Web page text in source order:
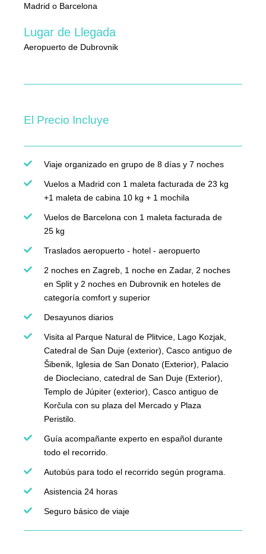
Madrid o Barcelona
Lugar de Llegada
Aeropuerto de Dubrovnik
El Precio Incluye
Viaje organizado en grupo de 8 días y 7 noches
Vuelos a Madrid con 1 maleta facturada de 23 kg
+1 maleta de cabina 10 kg + 1 mochila
Vuelos de Barcelona con 1 maleta facturada de
25 kg
Traslados aeropuerto - hotel - aeropuerto
2 noches en Zagreb, 1 noche en Zadar, 2 noches
en Split y 2 noches en Dubrovnik en hoteles de
categoría comfort y superior
Desayunos diarios
Visita al Parque Natural de Plitvice, Lago Kozjak,
Catedral de San Duje (exterior), Casco antiguo de
Šibenik, Iglesia de San Donato (Exterior), Palacio
de Diocleciano, catedral de San Duje (Exterior),
Templo de Júpiter (exterior), Casco antiguo de
Korčula con su plaza del Mercado y Plaza
Peristilo.
Guía acompañante experto en español durante
todo el recorrido.
Autobús para todo el recorrido según programa.
Asistencia 24 horas
Seguro básico de viaje